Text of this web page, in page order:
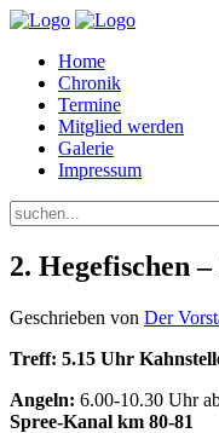
Home
Chronik
Termine
Mitglied werden
Galerie
Impressum
2. Hegefischen –
Geschrieben von Der
Treff: 5.15 Uhr
Angeln: 6.00-10.30 Uhr
Spree-Kanal km 80-81